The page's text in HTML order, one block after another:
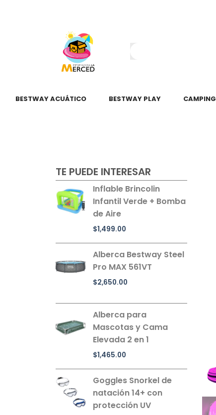
BESTWAY ACUÁTICO BESTWAY PLAY CAMPING
TE PUEDE INTERESAR
Inflable Brincolin
Infantil Verde + Bomba
de Aire
$1,499.00
Alberca Bestway Steel
Pro MAX 561VT
$2,650.00
Alberca para
Mascotas y Cama
Elevada 2 en 1
$1,465.00
Goggles Snorkel de
natación 14+ con
protección UV